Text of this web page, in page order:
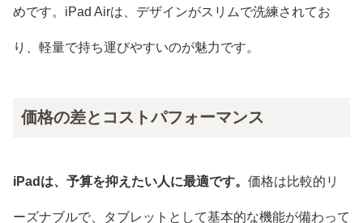
めです。iPad Airは、デザインがスリムで洗練されてお
り、軽量で持ち運びやすいのが魅力です。
価格の差とコストパフォーマンス
iPadは、予算を抑えたい人に最適です。 価格は比較的リ
ーズナブルで、タブレットとして基本的な機能が備わって